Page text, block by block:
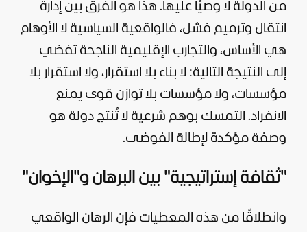
من الدولة لا وصيًا عليها. هذا هو الفرق بين إدارة
انتقال وترميم فشل، فالواقعية السياسية لا الأوهام
هي الأساس، والتجارب الإقليمية الناجحة تفضي
إلى النتيجة التالية: لا بناء بلا استقرار، ولا استقرار بلا
مؤسسات، ولا مؤسسات بلا توازن قوى يمنع
الانفراد. التمسك بوهم شرعية لا تُنتج دولة هو
وصفة مؤكدة لإطالة الفوضى.
"ثقافة إستراتيجية" بين البرهان و"الإخوان"
وانطلاقًا من هذه المعطيات فإن الرهان الواقعي